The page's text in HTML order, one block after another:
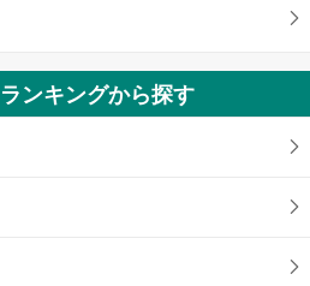
ンキングから探す